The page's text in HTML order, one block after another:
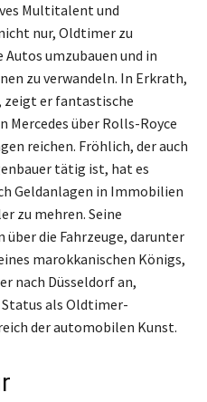
Multitalent und
nur, Oldtimer zu
Autos umzubauen und in
zu verwandeln. In Erkrath,
zeigt er fantastische
Mercedes über Rolls-Royce
reichen. Fröhlich, der auch
tätig ist, hat es
Geldanlagen in Immobilien
zu mehren. Seine
über die Fahrzeuge, darunter
marokkanischen Königs,
nach Düsseldorf an,
Status als Oldtimer-
der automobilen Kunst.